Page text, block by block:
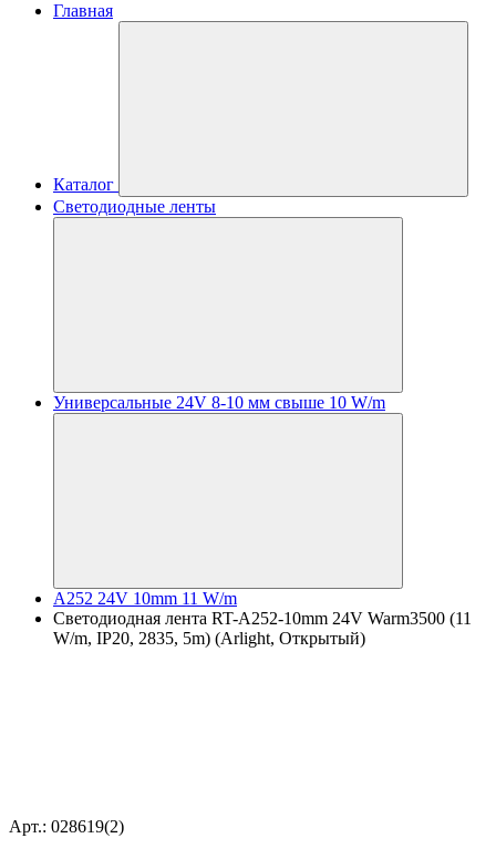
Главная
Каталог
Светодиодные ленты
Универсальные 24V 8-10 мм свыше 10 W/m
A252 24V 10mm 11 W/m
Светодиодная лента RT-A252-10mm 24V Warm3500 (11
W/m, IP20, 2835, 5m) (Arlight, Открытый)
Арт.: 028619(2)